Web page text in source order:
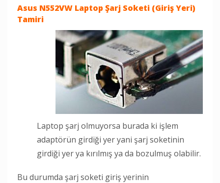
Asus N552VW Laptop Şarj Soketi (Giriş Yeri)
Tamiri
Laptop şarj olmuyorsa burada ki işlem
adaptörün girdiği yer yani şarj soketinin
girdiği yer ya kırılmış ya da bozulmuş olabilir.
Bu durumda şarj soketi giriş yerinin